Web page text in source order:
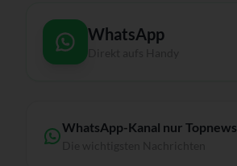
WhatsApp
WhatsApp-Kanal nur Topnews